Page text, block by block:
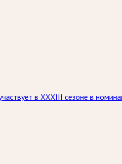
в XXXIII сезоне в